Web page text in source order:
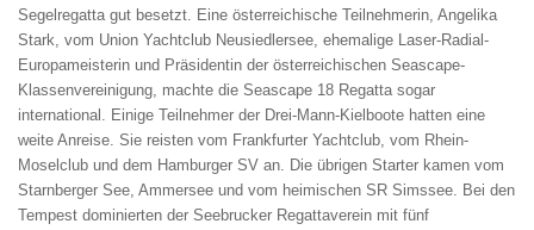
Segelregatta gut besetzt. Eine österreichische Teilnehmerin, Angelika
Stark, vom Union Yachtclub Neusiedlersee, ehemalige Laser-Radial-
Europameisterin und Präsidentin der österreichischen Seascape-
Klassenvereinigung, machte die Seascape 18 Regatta sogar
international. Einige Teilnehmer der Drei-Mann-Kielboote hatten eine
weite Anreise. Sie reisten vom Frankfurter Yachtclub, vom Rhein-
Moselclub und dem Hamburger SV an. Die übrigen Starter kamen vom
Starnberger See, Ammersee und vom heimischen SR Simssee. Bei den
Tempest dominierten der Seebrucker Regattaverein mit fünf